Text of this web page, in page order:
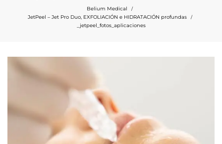
Belium Medical /
JetPeel – Jet Pro Duo, EXFOLIACIÓN e HIDRATACIÓN profundas /
_jetpeel_fotos_aplicaciones